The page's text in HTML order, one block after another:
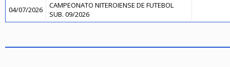
04/07/2026
CAMPEONATO NITEROIENSE DE FUTEBOL
SUB. 09/2026